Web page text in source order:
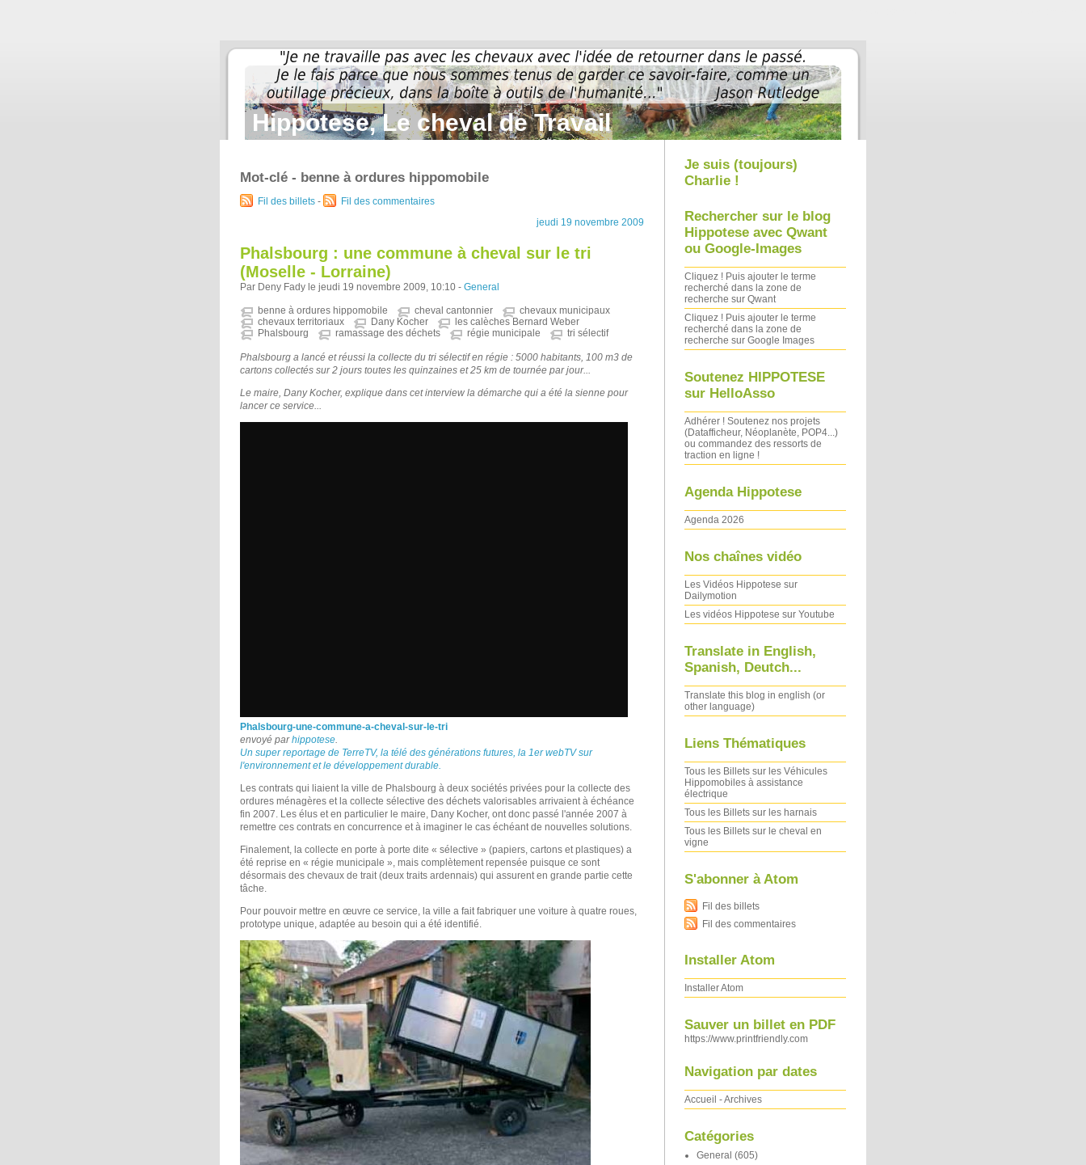
Hippotese, Le cheval de Travail
Mot-clé - benne à ordures hippomobile
Fil des billets -
Fil des commentaires
jeudi 19 novembre 2009
Phalsbourg : une commune à cheval sur le tri
(Moselle - Lorraine)
Par Deny Fady le jeudi 19 novembre 2009, 10:10 - General
benne à ordures hippomobile cheval cantonnier
chevaux municipaux
chevaux territoriaux
Dany Kocher
les calèches Bernard Weber
Phalsbourg
ramassage des déchets régie municipale tri sélectif
Phalsbourg a lancé et réussi la collecte du tri sélectif en régie : 5000 habitants, 100 m3 de
cartons collectés sur 2 jours toutes les quinzaines et 25 km de tournée par jour...
Le maire, Dany Kocher, explique dans cet interview la démarche qui a été la sienne pour
lancer ce service...
Phalsbourg-une-commune-a-cheval-sur-le-tri
envoyé parhippotese.
Un super reportage de TerreTV, la télé des générations futures, la 1er webTV sur
l'environnement et le développement durable.
Les contrats qui liaient la ville de Phalsbourg à deux sociétés privées pour la collecte des
ordures ménagères et la collecte sélective des déchets valorisables arrivaient à échéance
fin 2007. Les élus et en particulier le maire, Dany Kocher, ont donc passé l'année 2007 à
remettre ces contrats en concurrence et à imaginer le cas échéant de nouvelles solutions.
Finalement, la collecte en porte à porte dite « sélective » (papiers, cartons et plastiques) a
été reprise en « régie municipale », mais complètement repensée puisque ce sont
désormais des chevaux de trait (deux traits ardennais) qui assurent en grande partie cette
tâche.
Pour pouvoir mettre en œuvre ce service, la ville a fait fabriquer une voiture à quatre roues,
prototype unique, adaptée au besoin qui a été identifié.
Je suis (toujours)
Charlie !
Rechercher sur le blog
Hippotese avec Qwant
ou Google-Images
Cliquez ! Puis ajouter le terme
recherché dans la zone de
recherche sur Qwant
Cliquez ! Puis ajouter le terme
recherché dans la zone de
recherche sur Google Images
Soutenez HIPPOTESE
sur HelloAsso
Adhérer ! Soutenez nos projets
(Datafficheur, Néoplanète, POP4...)
ou commandez des ressorts de
traction en ligne !
Agenda Hippotese
Agenda 2026
Nos chaînes vidéo
Les Vidéos Hippotese sur
Dailymotion
Les vidéos Hippotese sur Youtube
Translate in English,
Spanish, Deutch...
Translate this blog in english (or
other language)
Liens Thématiques
Tous les Billets sur les Véhicules
Hippomobiles à assistance
électrique
Tous les Billets sur les harnais
Tous les Billets sur le cheval en
vigne
S'abonner à Atom
Fil des billets
Fil des commentaires
Installer Atom
Installer Atom
Sauver un billet en PDF
https://www.printfriendly.com
Navigation par dates
Accueil -Archives
Catégories
General (605)